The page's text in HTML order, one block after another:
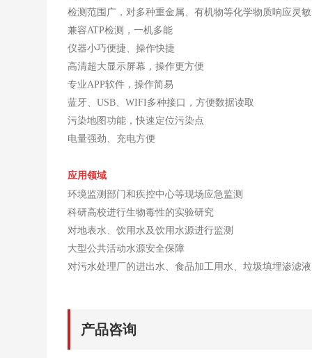
检测范围广，对多种重金属、有机物等化学物质响应灵
兼容ATP检测，一机多能
仪器小巧便捷、操作快捷
高清超大显示屏幕，操作更方便
专业APP软件，操作简易
蓝牙、USB、WIFI多种接口，方便数据读取
污染地图功能，快速定位污染点
电量强劲、充电方便
应用领域
环境监测部门和疾控中心等现场应急监测
科研高校进行生物毒性的实验研究
对地表水、饮用水及饮用水源进行监测
大型公共活动水源安全保障
对污水处理厂的进出水、食品加工用水、垃圾填埋渗滤
产品咨询